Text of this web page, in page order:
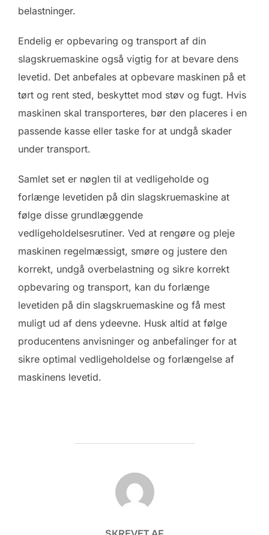
belastninger.
Endelig er opbevaring og transport af din
slagskruemaskine også vigtig for at bevare dens
levetid. Det anbefales at opbevare maskinen på et
tørt og rent sted, beskyttet mod støv og fugt. Hvis
maskinen skal transporteres, bør den placeres i en
passende kasse eller taske for at undgå skader
under transport.
Samlet set er nøglen til at vedligeholde og
forlænge levetiden på din slagskruemaskine at
følge disse grundlæggende
vedligeholdelsesrutiner. Ved at rengøre og pleje
maskinen regelmæssigt, smøre og justere den
korrekt, undgå overbelastning og sikre korrekt
opbevaring og transport, kan du forlænge
levetiden på din slagskruemaskine og få mest
muligt ud af dens ydeevne. Husk altid at følge
producentens anvisninger og anbefalinger for at
sikre optimal vedligeholdelse og forlængelse af
maskinens levetid.
FORFATTER